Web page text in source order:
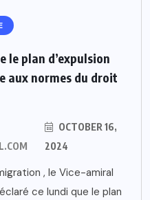
plan d’expulsion
aux normes du droit
OCTOBER 16,
2024
, le Vice-amiral
ce lundi que le plan